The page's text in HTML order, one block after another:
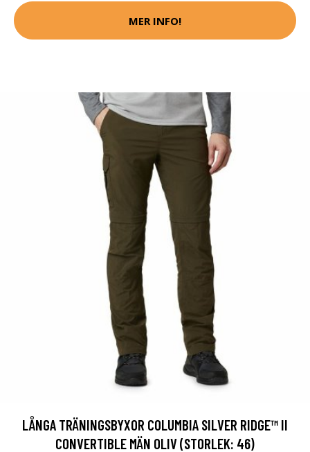
MER INFO!
LÅNGA TRÄNINGSBYXOR COLUMBIA SILVER RIDGE™ II
CONVERTIBLE MÄN OLIV (STORLEK: 46)